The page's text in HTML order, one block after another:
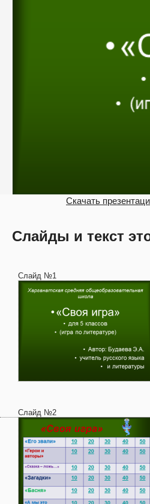
Скачать
Слайды и текст
Слайд №1
Слайд №2